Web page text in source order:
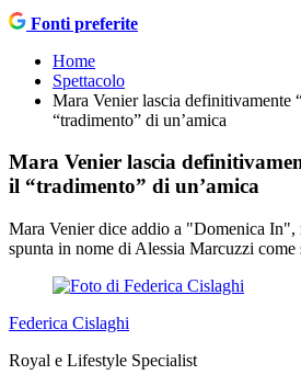
Fonti preferite
Home
Spettacolo
Mara Venier lascia definitivamente
“tradimento” di un’amica
Mara Venier lascia
il “tradimento” di un’amica
Mara Venier dice addio a "Domenica In",
spunta in nome di Alessia Marcuzzi come
Federica Cislaghi
Royal e Lifestyle Specialist